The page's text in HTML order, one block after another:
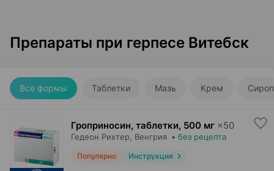
Препараты при герпесе Витебск
Все формы Таблетки Мазь Крем Сироп
Гроприносин, таблетки, 500 мг ×50
Гедеон Рихтер , Венгрия • без рецепта
Популярно Инструкция